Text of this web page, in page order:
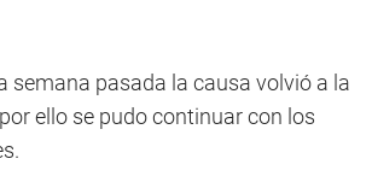
semana pasada la causa volvió a la
ello se pudo continuar con los